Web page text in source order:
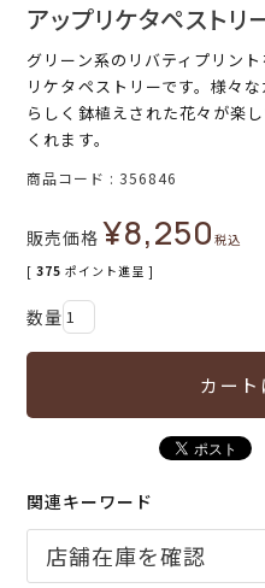
アップリケタペスト
グリーン系のリバティプリン
リケタペストリーです。様々
らしく鉢植えされた花々が楽
くれます。
商品コード 356846
販売価格 ¥8,250税込
[ 375 ポイント進呈 ]
カート
関連キーワード